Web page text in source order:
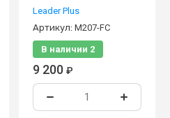
Leader Plus
Артикул: M207-FC
В наличии 2
9 200 ₽